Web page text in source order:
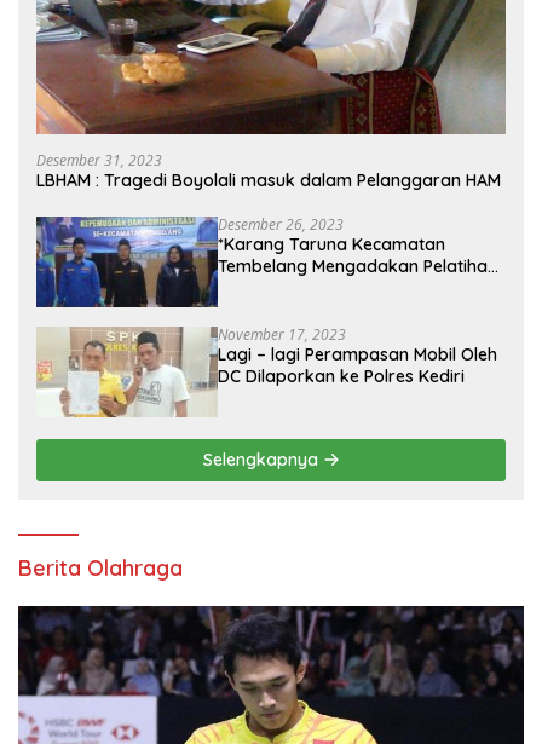
Desember 31, 2023
LBHAM : Tragedi Boyolali masuk dalam Pelanggaran HAM
Desember 26, 2023
*Karang Taruna Kecamatan
Tembelang Mengadakan Pelatihan
November 17, 2023
Lagi – lagi Perampasan Mobil Oleh
DC Dilaporkan ke Polres Kediri
Selengkapnya
Berita Olahraga